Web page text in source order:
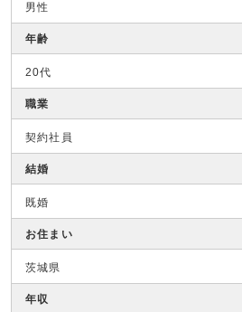
男性
年齢
20代
職業
契約社員
結婚
既婚
お住まい
茨城県
年収